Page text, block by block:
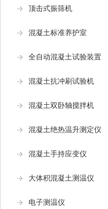
顶击式振筛机
混凝土标准养护室
全自动混凝土试验装置
混凝土抗冲刷试验机
混凝土双卧轴搅拌机
混凝土绝热温升测定仪
混凝土手持应变仪
大体积混凝土测温仪
电子测温仪